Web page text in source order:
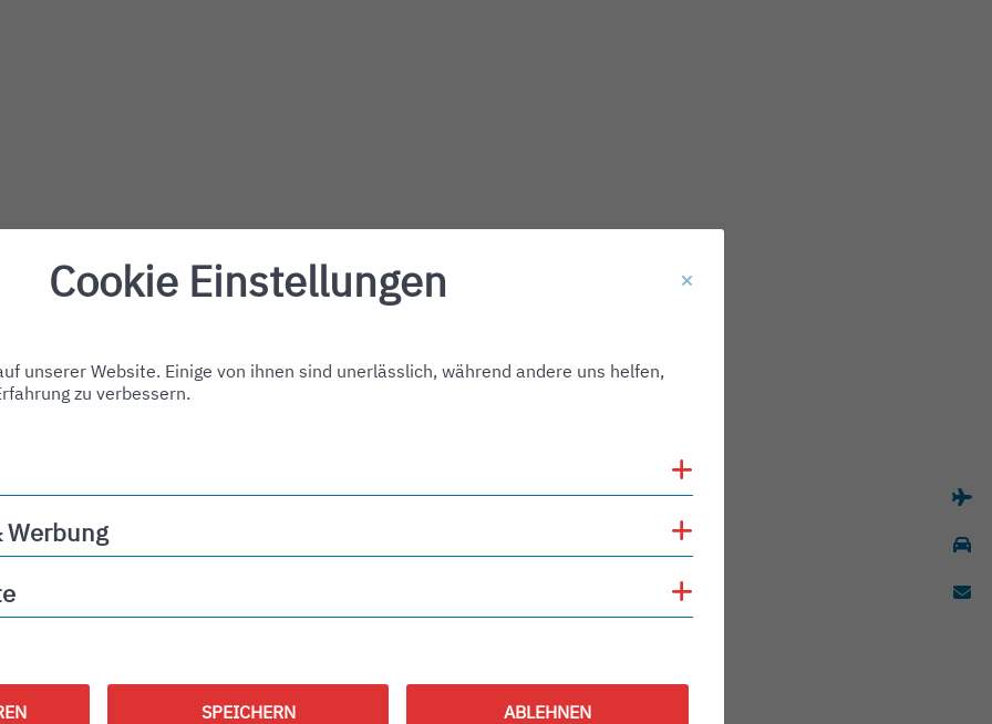
Cookie Einstellungen
unserer Website. Einige von ihnen sind unerlässlich, während andere uns helfen,
zu verbessern.
Werbung
Cookies anzeigen
SPEICHERN ABLEHNEN